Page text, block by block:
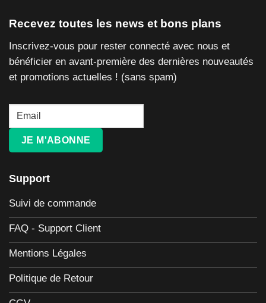
Recevez toutes les news et bons plans
Inscrivez-vous pour rester connecté avec nous et
bénéficier en avant-première des dernières nouveautés
et promotions actuelles ! (sans spam)
JE M'ABONNE
Support
Suivi de commande
FAQ - Support Client
Mentions Légales
Politique de Retour